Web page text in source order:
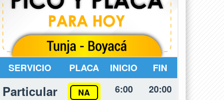
SERVICIO PLACA INICIO FIN
Particular NA 6:00 20:00